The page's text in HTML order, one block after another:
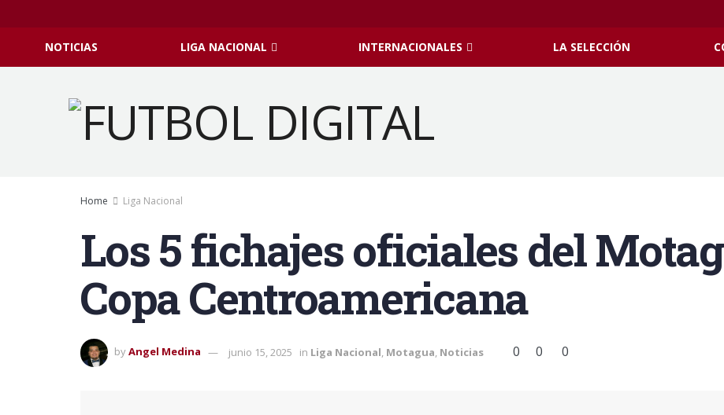
NOTICIAS LIGA NACIONAL INTERNACIONALES LA SELECCIÓN
Home Liga Nacional
Los 5 fichajes oficiales del
Copa Centroamericana
byAngel Medina junio 15, 2025 in Liga Nacional Motagua Noticias 0 0 0